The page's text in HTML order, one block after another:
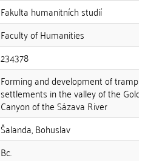
Fakulta humanitních studií
Faculty of Humanities
234378
Forming and development of tramp
settlements in the valley of the
Canyon of the Sázava River
Šalanda, Bohuslav
Bc.